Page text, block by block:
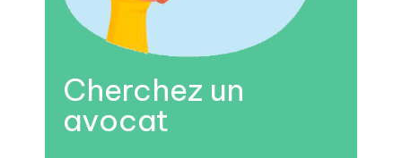
Cherchez un
avocat